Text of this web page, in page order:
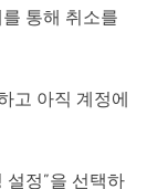
통해 취소를
고 아직 계정에
설정”을 선택하